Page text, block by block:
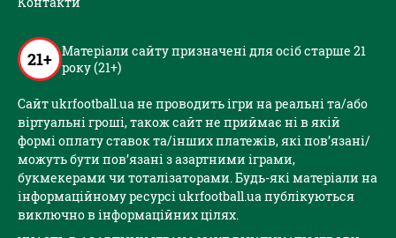
21+ Матеріали сайту призначені для осіб старше 21
року (21+)
Сайт ukrfootball.ua не проводить ігри на реальні та/або
віртуальні гроші, також сайт не приймає ні в якій
формі оплату ставок та/інших платежів, які пов’язані/
можуть бути пов’язані з азартними іграми,
букмекерами чи тоталізаторами. Будь-які матеріали на
інформаційному ресурсі ukrfootball.ua публікуються
виключно в інформаційних цілях.